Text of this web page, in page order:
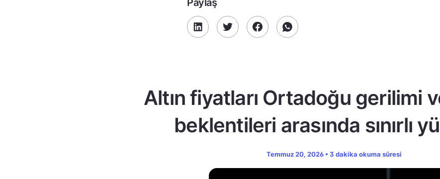
Altın fiyatları Ortadoğu gerilimi
beklentileri arasında sınırlı
Temmuz 20, 2026 • 3 dakika okuma süresi